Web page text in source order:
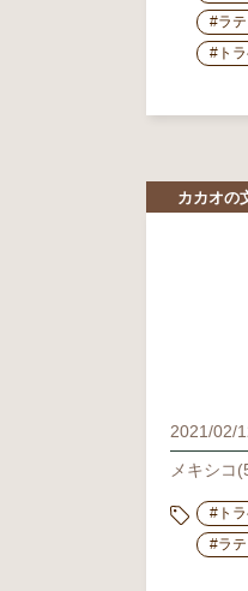
#ラ
#ト
カカオの
2021/02/
メキシコ
#ト
#ラ